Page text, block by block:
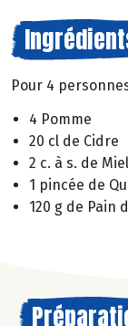
Pour 4
4 Pomme
20 cl de Cidre
2 c. à s. de Miel
1 pincée de
120 g de Pain